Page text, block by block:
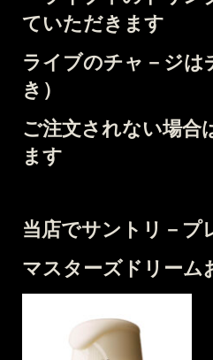
ていただきます
ライブのチャ－ジ
き）
ご注文されない場合
ます
当店でサントリ－プ
マスターズドリーム